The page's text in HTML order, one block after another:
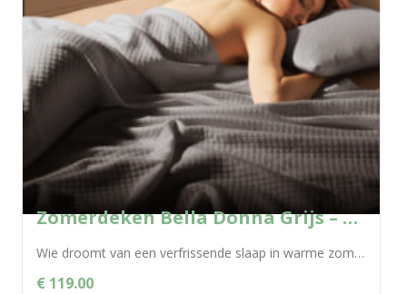
Zomerdeken Bella Donna Grijs – 0701
Wie droomt van een verfrissende slaap in warme zomernachten, kan gerust zijn ogen openen: de Bella Donna zomerdeken biedt dankzij de natuurlijke...
€ 119.00